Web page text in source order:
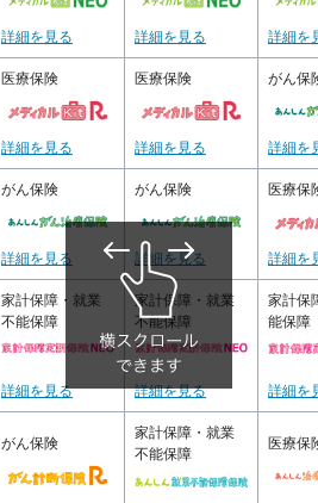
詳細を見る 詳細を見る 詳細を
医療保険
詳細を見る
医療保険
詳細を見る
がん保
詳細を
がん保険
詳細を見る
がん保険
詳細を見る
医療保
詳細を
家計保障・就業
不能保障
詳細を見る
家計保障・就業
不能保障
詳細を見る
家計保
能保障
詳細を
がん保険
家計保障・就業
不能保障
医療保